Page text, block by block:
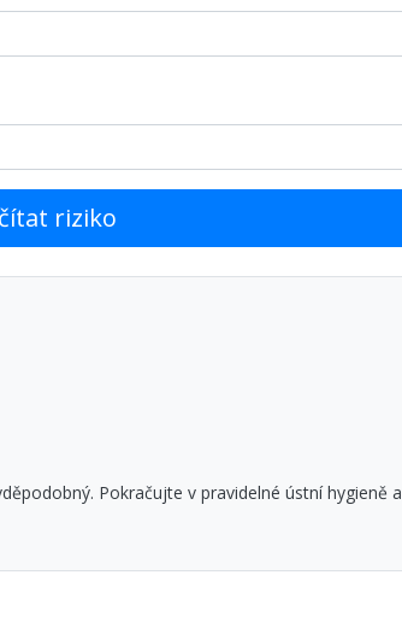
riziko
Pokračujte v pravidelné ústní hygieně a